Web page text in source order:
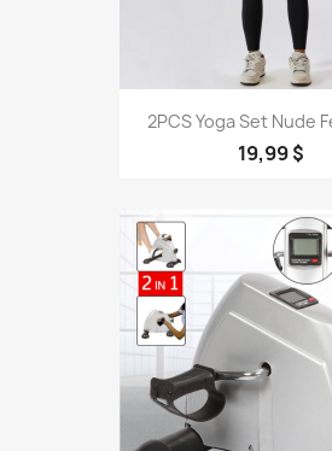
2PCS Yoga Set Nude
19,99 $